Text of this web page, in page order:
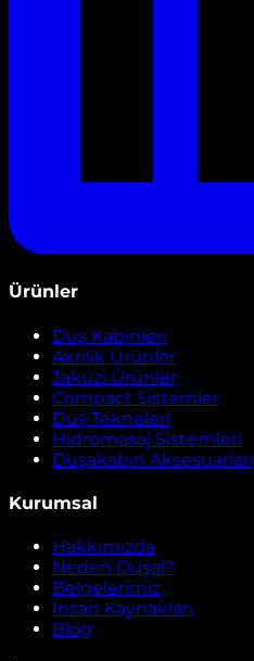
Ürünler
Duş Kabinleri
Akrilik Ürünler
Jakuzi Ürünler
Compact Sistemler
Duş Tekneleri
Hidromasaj Sistemleri
Duşakabin Aksesuarları
Kurumsal
Hakkımızda
Neden Duşal?
Belgelerimiz
İnsan Kaynakları
Blog